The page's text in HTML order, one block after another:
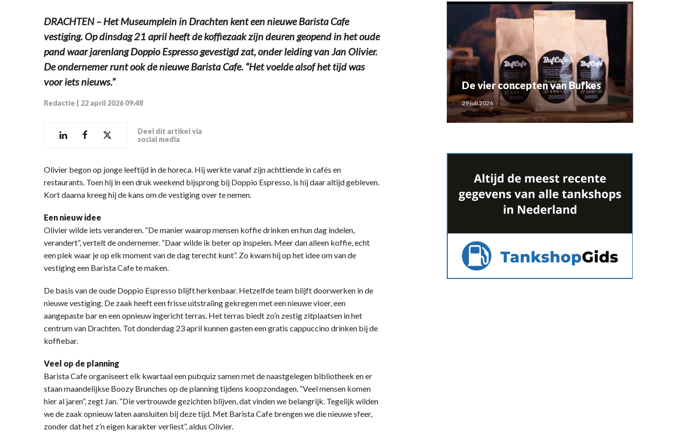
DRACHTEN – Het Museumplein in Drachten kent een nieuwe Barista Cafe
vestiging. Op dinsdag 21 april heeft de koffiezaak zijn deuren geopend in het oude
pand waar jarenlang Doppio Espresso gevestigd zat, onder leiding van Jan Olivier.
De ondernemer runt ook de nieuwe Barista Cafe. “Het voelde alsof het tijd was
voor iets nieuws.”
Redactie 22 april 2026 09:48
Deel dit artikel via
social media
Olivier begon op jonge leeftijd in de horeca. Hij werkte vanaf zijn achttiende in cafés en
restaurants. Toen hij in een druk weekend bijsprong bij Doppio Espresso, is hij daar altijd gebleven.
Kort daarna kreeg hij de kans om de vestiging over te nemen.
Een nieuw idee
Olivier wilde iets veranderen. “De manier waarop mensen koffie drinken en hun dag indelen,
verandert”, vertelt de ondernemer. “Daar wilde ik beter op inspelen. Meer dan alleen koffie, echt
een plek waar je op elk moment van de dag terecht kunt”. Zo kwam hij op het idee om van de
vestiging een Barista Cafe te maken.
De basis van de oude Doppio Espresso blijft herkenbaar. Hetzelfde team blijft doorwerken in de
nieuwe vestiging. De zaak heeft een frisse uitstraling gekregen met een nieuwe vloer, een
aangepaste bar en een opnieuw ingericht terras. Het terras biedt zo’n zestig zitplaatsen in het
centrum van Drachten. Tot donderdag 23 april kunnen gasten een gratis cappuccino drinken bij de
koffiebar.
Veel op de planning
Barista Cafe organiseert elk kwartaal een pubquiz samen met de naastgelegen bibliotheek en er
staan maandelijkse Boozy Brunches op de planning tijdens koopzondagen. “Veel mensen komen
hier al jaren”, zegt Jan. “Die vertrouwde gezichten blijven, dat vinden we belangrijk. Tegelijk wilden
we de zaak opnieuw laten aansluiten bij deze tijd. Met Barista Cafe brengen we die nieuwe sfeer,
zonder dat het z’n eigen karakter verliest”, aldus Olivier.
De vier concepten van Bufkes
29 juli 2026